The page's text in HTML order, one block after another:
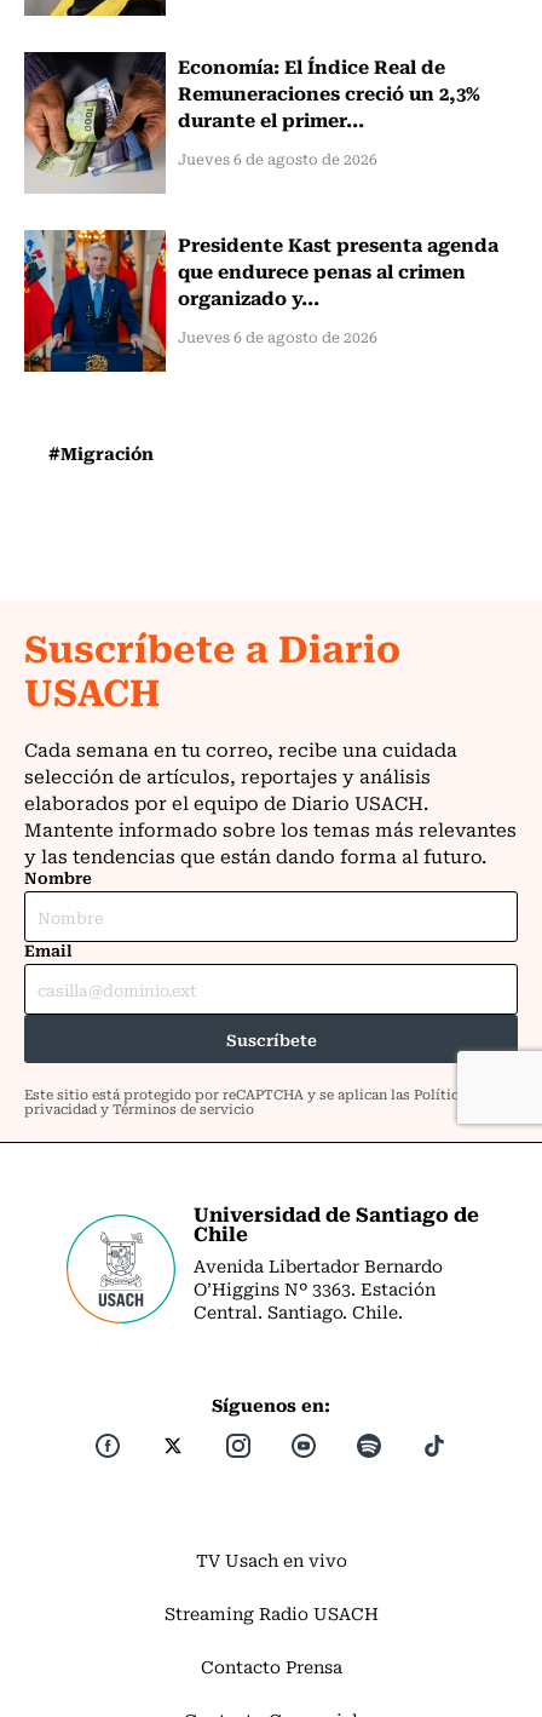
Economía: El Índice Real de
Remuneraciones creció un 2,3%
durante el primer...
Jueves 6 de agosto de 2026
Presidente Kast presenta agenda
que endurece penas al crimen
organizado y...
Jueves 6 de agosto de 2026
#Migración
Universidad de Santiago de
Chile
Avenida Libertador Bernardo
O’Higgins Nº 3363. Estación
Central. Santiago. Chile.
Síguenos en:
TV Usach en vivo
Streaming Radio USACH
Contacto Prensa